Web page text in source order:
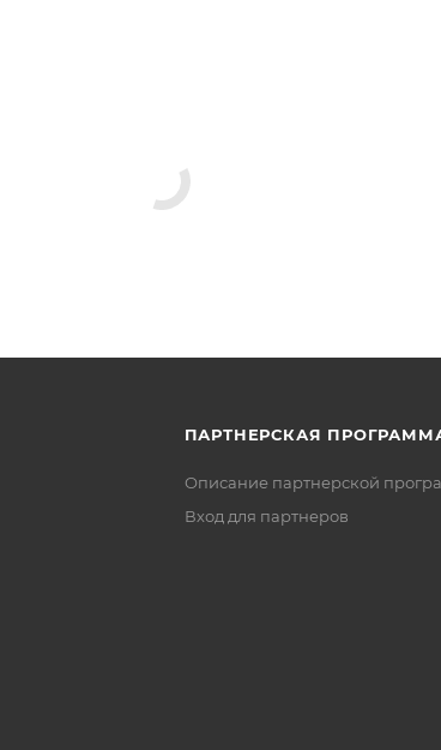
ПАРТНЕРСКАЯ
Описание партнерской
Вход для партнеров